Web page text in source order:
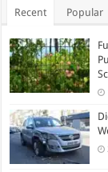
Recent Popular